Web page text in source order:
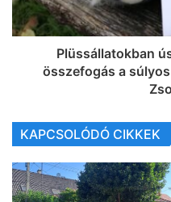
Plüssállatokban
összefogás a
KAPCSOLÓDÓ CIKKEK